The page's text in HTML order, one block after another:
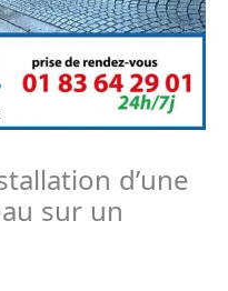
d’une
sur un